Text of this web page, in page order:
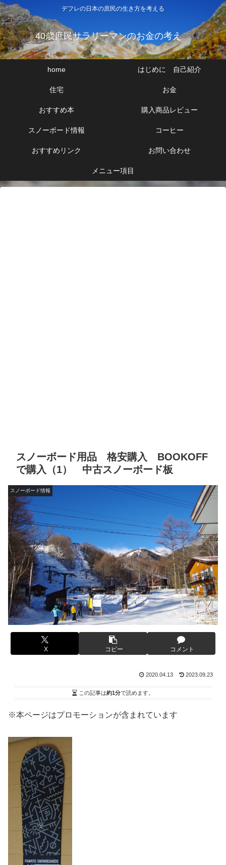
デフレの日本の庶民の生き方を考える
40歳庶民サラリーマンのお金の考え
home はじめに 自己紹介
住宅 お金
おすすめ本 購入商品レビュー
スノーボード情報 コーヒー
おすすめリンク お問い合わせ
メニュー項目
スノーボード用品 格安購入 BOOKOFF
で購入（1） 中古スノーボード板
スノーボード情報
X コピー コメント
2020.04.13 2023.09.23
この記事は約1分で読めます。
※本ページはプロモーションが含まれています